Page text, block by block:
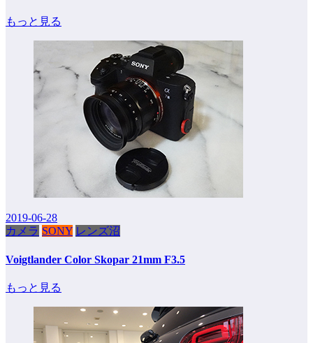
もっと見る
2019-06-28
カメラ SONY レンズ沼
Voigtlander Color Skopar 21mm F3.5
もっと見る